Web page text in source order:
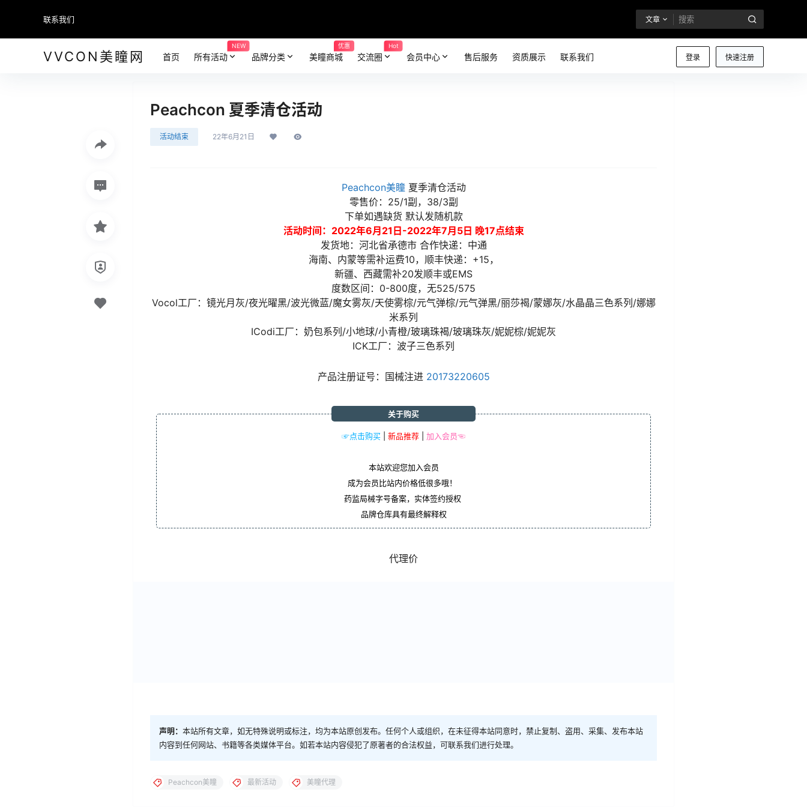
联系我们 文章
VVCON美瞳网 登录 快速注册
首页 所有活动
NEW
品牌分类 美瞳商城
优惠
交流圈
Hot
会员中心 售后服务 资质展示 联系我们
Peachcon 夏季清仓活动
活动结束 22年6月21日
Peachcon美瞳夏季清仓活动
零售价：25/1副，38/3副
下单如遇缺货 默认发随机款
活动时间：2022年6月21日-2022年7月5日 晚17点结束
发货地：河北省承德市 合作快递：中通
海南、内蒙等需补运费10，顺丰快递：+15，
新疆、西藏需补20发顺丰或EMS
度数区间：0-800度，无525/575
Vocol工厂：镜光月灰/夜光曜黑/波光微蓝/魔女雾灰/天使雾棕/元气弹棕/元气弹黑/丽莎褐/蒙娜灰/水晶晶三色系列/娜娜
米系列
ICodi工厂：奶包系列/小地球/小青橙/玻璃珠褐/玻璃珠灰/妮妮棕/妮妮灰
ICK工厂：波子三色系列
产品注册证号：国械注进 20173220605
☞点击购买 新品推荐 加入会员☜
关于购买
本站欢迎您加入会员
成为会员比站内价格低很多哦！
药监局械字号备案，实体签约授权
品牌仓库具有最终解释权
代理价
声明： 本站所有文章，如无特殊说明或标注，均为本站原创发布。任何个人或组织，在未征得本站同意时，禁止复制、盗用、采集、发布本站
内容到任何网站、书籍等各类媒体平台。如若本站内容侵犯了原著者的合法权益，可联系我们进行处理。
Peachcon美瞳 最新活动 美瞳代理